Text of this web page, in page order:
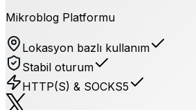
Mikroblog Platformu
Lokasyon bazlı kullanım
Stabil oturum
HTTP(S) & SOCKS5